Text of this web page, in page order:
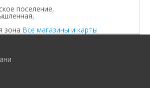
поселение,
зона Все магазины и карты